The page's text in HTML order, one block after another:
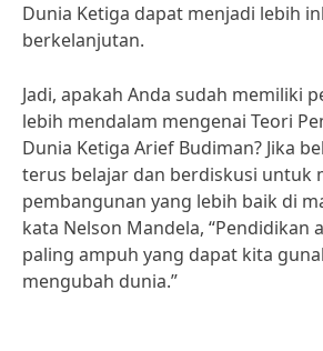
Dunia Ketiga dapat menjadi lebih
berkelanjutan.
Jadi, apakah Anda sudah memiliki
lebih mendalam mengenai Teori
Dunia Ketiga Arief Budiman? Jika
terus belajar dan berdiskusi untuk
pembangunan yang lebih baik di
kata Nelson Mandela, “Pendidikan
paling ampuh yang dapat kita
mengubah dunia.”